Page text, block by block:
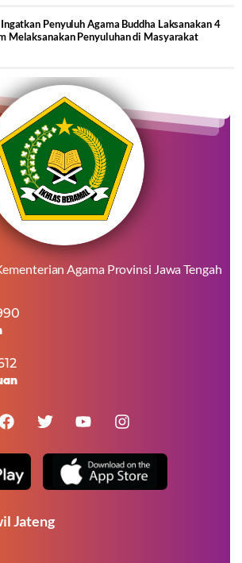
Penyuluh Agama Buddha Laksanakan 4
Melaksanakan Penyuluhan di Masyarakat
Agama Provinsi Jawa Tengah
Jateng